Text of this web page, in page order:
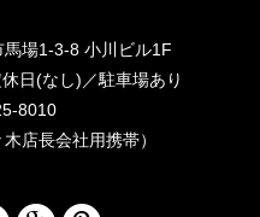
場1-3-8 小川ビル1F
日(なし)／駐車場あり
8010
店長会社用携帯）